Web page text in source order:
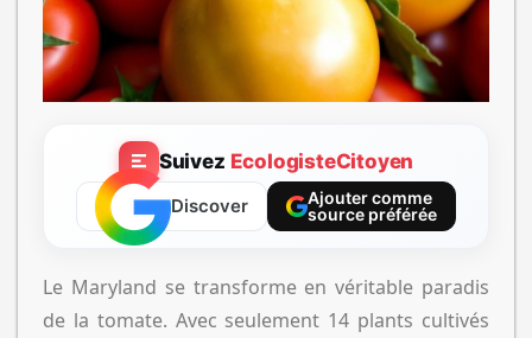
Suivez EcologisteCitoyen
Discover
Ajouter comme
source préférée
Le Maryland se transforme en véritable paradis
de la tomate. Avec seulement 14 plants cultivés